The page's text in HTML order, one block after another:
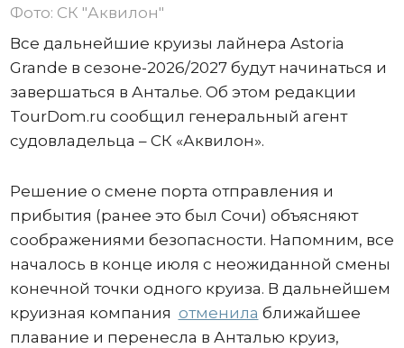
Фото: СК "Аквилон"
Все дальнейшие круизы лайнера Astoria
Grande в сезоне-2026/2027 будут начинаться и
завершаться в Анталье. Об этом редакции
TourDom.ru сообщил генеральный агент
судовладельца – СК «Аквилон».
Решение о смене порта отправления и
прибытия (ранее это был Сочи) объясняют
соображениями безопасности. Напомним, все
началось в конце июля с неожиданной смены
конечной точки одного круиза. В дальнейшем
круизная компания отменила ближайшее
плавание и перенесла в Анталью круиз,